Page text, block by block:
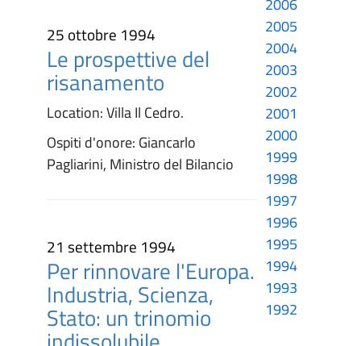
25 ottobre 1994
Le prospettive del
risanamento
Location: Villa Il Cedro.
Ospiti d'onore: Giancarlo
Pagliarini, Ministro del Bilancio
21 settembre 1994
Per rinnovare l'Europa.
Industria, Scienza,
Stato: un trinomio
2006
2005
2004
2003
2002
2001
2000
1999
1998
1997
1996
1995
1994
1993
1992